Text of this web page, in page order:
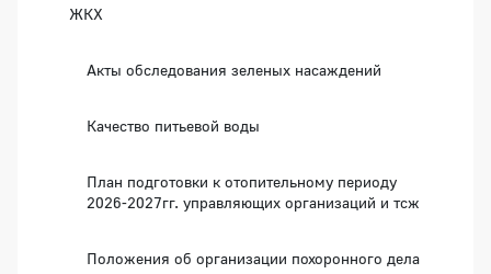
ЖКХ
Акты обследования зеленых насаждений
Качество питьевой воды
План подготовки к отопительному периоду
2026-2027гг. управляющих организаций и тсж
Положения об организации похоронного дела